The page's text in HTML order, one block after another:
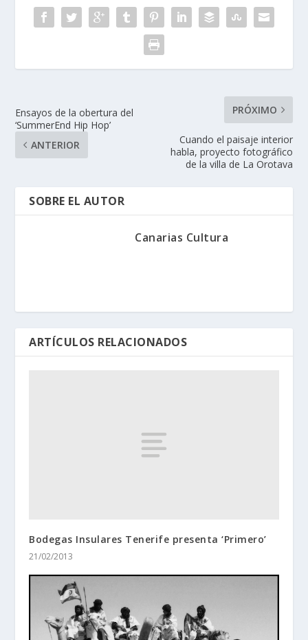
Ensayos de la obertura del
‘SummerEnd Hip Hop’
ANTERIOR
PRÓXIMO
Cuando el paisaje interior
habla, proyecto fotográfico
de la villa de La Orotava
SOBRE EL AUTOR
Canarias Cultura
ARTÍCULOS RELACIONADOS
Bodegas Insulares Tenerife presenta ‘Primero’
21/02/2013